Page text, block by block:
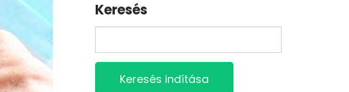
Keresés
Keresés indítása